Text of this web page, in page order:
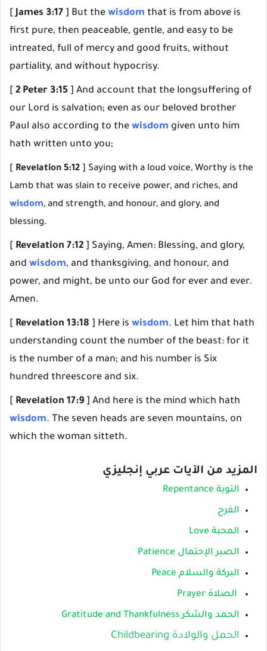
James 3:17 ] But the wisdom that is from above is
first pure, then peaceable, gentle, and easy to be
intreated, full of mercy and good fruits, without
partiality, and without hypocrisy.
2 Peter 3:15 ] And account that the longsuffering of
our Lord is salvation; even as our beloved brother
Paul also according to the wisdom given unto him
hath written unto you;
[ Revelation 5:12 ] Saying with a loud voice, Worthy is the
Lamb that was slain to receive power, and riches, and
wisdom, and strength, and honour, and glory, and
blessing.
Revelation 7:12 ] Saying, Amen: Blessing, and glory,
and wisdom, and thanksgiving, and honour, and
power, and might, be unto our God for ever and ever.
Amen.
Revelation 13:18 ] Here is wisdom. Let him that hath
understanding count the number of the beast: for it
is the number of a man; and his number is Six
hundred threescore and six.
Revelation 17:9 ] And here is the mind which hath
wisdom. The seven heads are seven mountains, on
which the woman sitteth.
المزيد من الآيات عربي إنجليزي
التوبة Repentance
الفرح
المحبة Love
الصبر الإحتمال Patience
البركة والسلام Peace
الصلاة Prayer
الحمد والشكر Gratitude and Thankfulness
الحمل والولادة Childbearing